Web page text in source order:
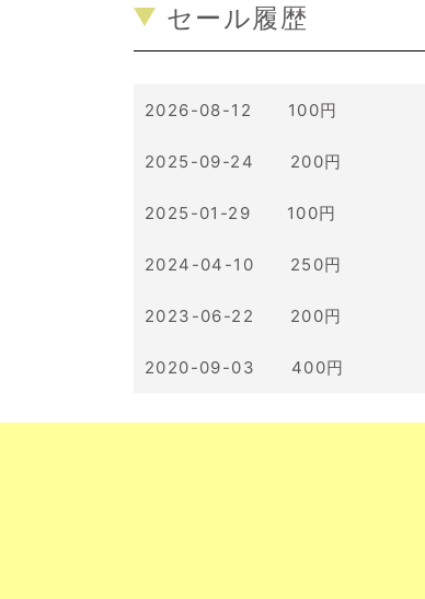
セール履歴
2026-08-12 100円
2025-09-24 200円
2025-01-29 100円
2024-04-10 250円
2023-06-22 200円
2020-09-03 400円